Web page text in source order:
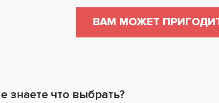
ВАМ МОЖЕТ
знаете что выбрать?